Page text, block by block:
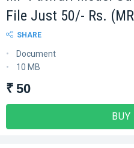
File Just 50/- Rs.
SHARE
Document
10 MB
₹ 50